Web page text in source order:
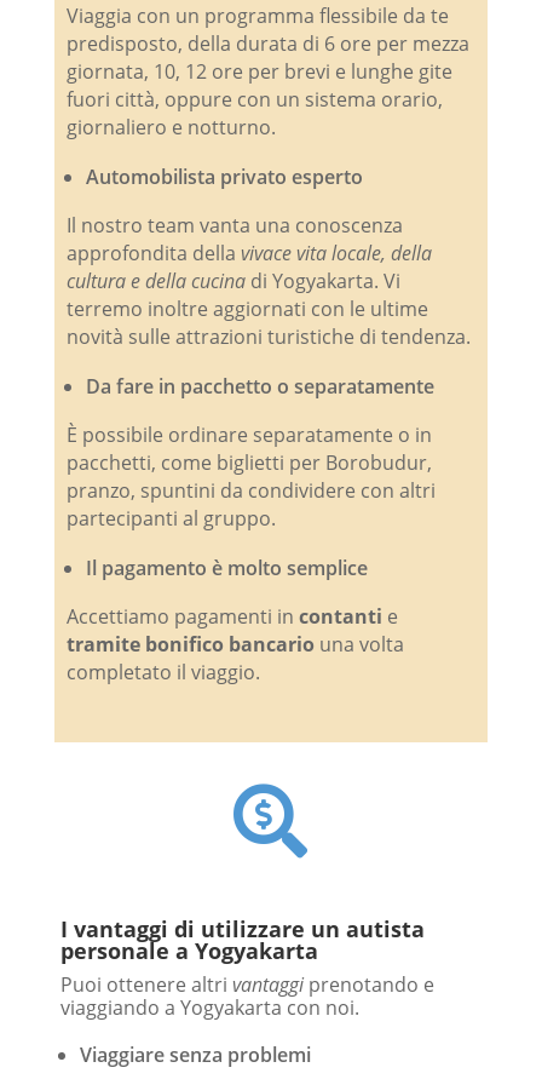
Viaggia con un programma flessibile da te
predisposto, della durata di 6 ore per mezza
giornata, 10, 12 ore per brevi e lunghe gite
fuori città, oppure con un sistema orario,
giornaliero e notturno.
Automobilista privato esperto
Il nostro team vanta una conoscenza
approfondita della vivace vita locale, della
cultura e della cucinadi Yogyakarta. Vi
terremo inoltre aggiornati con le ultime
novità sulle attrazioni turistiche di tendenza.
Da fare in pacchetto o separatamente
È possibile ordinare separatamente o in
pacchetti, come biglietti per Borobudur,
pranzo, spuntini da condividere con altri
partecipanti al gruppo.
Il pagamento è molto semplice
Accettiamo pagamenti in contanti e
tramite bonifico bancariouna volta
completato il viaggio.

I vantaggi di utilizzare un autista
personale a Yogyakarta
Puoi ottenere altri vantaggiprenotando e
viaggiando a Yogyakarta con noi.
Viaggiare senza problemi